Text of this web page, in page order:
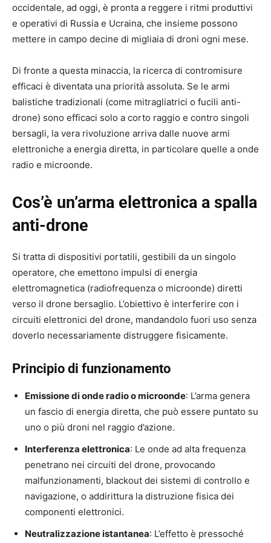
occidentale, ad oggi, è pronta a reggere i ritmi produttivi
e operativi di Russia e Ucraina, che insieme possono
mettere in campo decine di migliaia di droni ogni mese.
Di fronte a questa minaccia, la ricerca di contromisure
efficaci è diventata una priorità assoluta. Se le armi
balistiche tradizionali (come mitragliatrici o fucili anti-
drone) sono efficaci solo a corto raggio e contro singoli
bersagli, la vera rivoluzione arriva dalle nuove armi
elettroniche a energia diretta, in particolare quelle a onde
radio e microonde.
Cos’è un’arma elettronica a spalla
anti-drone
Si tratta di dispositivi portatili, gestibili da un singolo
operatore, che emettono impulsi di energia
elettromagnetica (radiofrequenza o microonde) diretti
verso il drone bersaglio. L’obiettivo è interferire con i
circuiti elettronici del drone, mandandolo fuori uso senza
doverlo necessariamente distruggere fisicamente.
Principio di funzionamento
Emissione di onde radio o microonde: L’arma genera
un fascio di energia diretta, che può essere puntato su
uno o più droni nel raggio d’azione.
Interferenza elettronica: Le onde ad alta frequenza
penetrano nei circuiti del drone, provocando
malfunzionamenti, blackout dei sistemi di controllo e
navigazione, o addirittura la distruzione fisica dei
componenti elettronici.
Neutralizzazione istantanea: L’effetto è pressoché